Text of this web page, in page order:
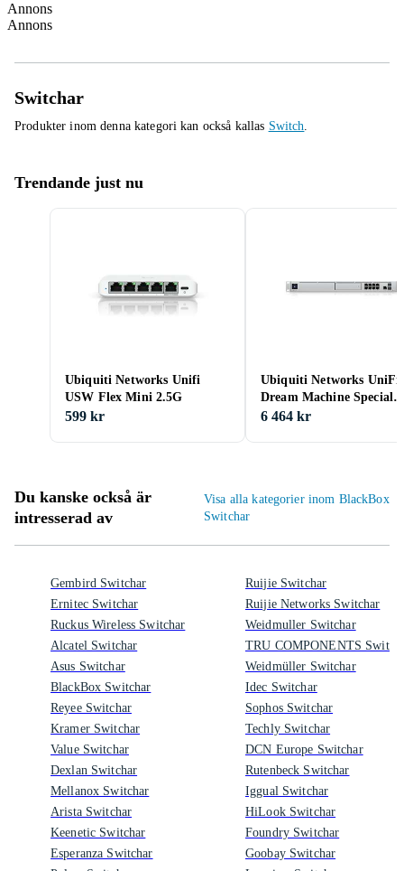
Annons
Annons
Switchar
Produkter inom denna kategori kan också kallas Switch.
Trendande just nu
Ubiquiti Networks Unifi
USW Flex Mini 2.5G
599 kr
Ubiquiti Networks UniFi
Dream Machine Special
Edition
6 464 kr
Du kanske också är
intresserad av
Visa alla kategorier inom BlackBox
Switchar
Gembird Switchar
Ernitec Switchar
Ruckus Wireless Switchar
Alcatel Switchar
Asus Switchar
BlackBox Switchar
Reyee Switchar
Kramer Switchar
Value Switchar
Dexlan Switchar
Mellanox Switchar
Arista Switchar
Keenetic Switchar
Esperanza Switchar
Ruijie Switchar
Ruijie Networks Switchar
Weidmuller Switchar
TRU COMPONENTS
Weidmüller Switchar
Idec Switchar
Sophos Switchar
Techly Switchar
DCN Europe Switchar
Rutenbeck Switchar
Iggual Switchar
HiLook Switchar
Foundry Switchar
Goobay Switchar